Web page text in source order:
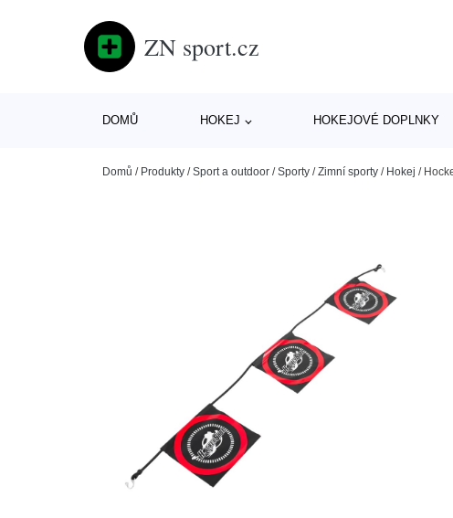
ZN sport.cz
DOMŮ HOKEJ HOKEJOVÉ DOPLNKY
Domů / Produkty /Sport a outdoor /Sporty /Zimní sporty / Hokej /